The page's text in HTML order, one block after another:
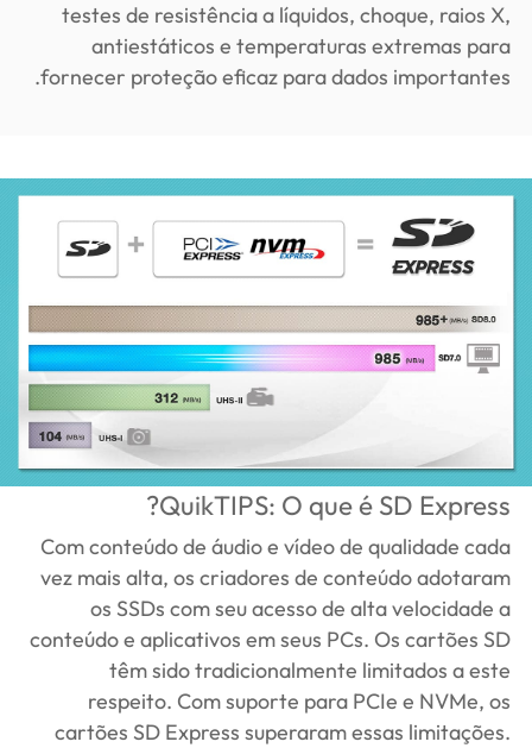
testes de resistência a líquidos, choque, raios X,
antiestáticos e temperaturas extremas para
fornecer proteção eficaz para dados importantes.
QuikTIPS: O que é SD Express?
Com conteúdo de áudio e vídeo de qualidade cada
vez mais alta, os criadores de conteúdo adotaram
os SSDs com seu acesso de alta velocidade a
conteúdo e aplicativos em seus PCs. Os cartões SD
têm sido tradicionalmente limitados a este
respeito. Com suporte para PCIe e NVMe, os
cartões SD Express superaram essas limitações.